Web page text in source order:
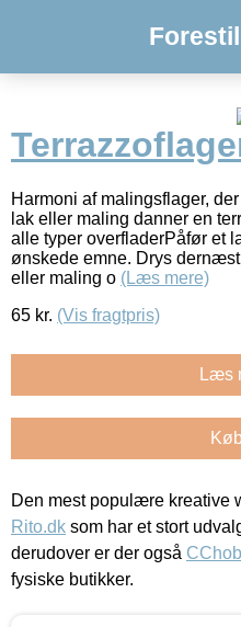
Harmoni af malingsflager,
lak eller maling danner en
alle typer overfladerPåfør et
ønskede emne. Drys
eller maling o (Læs mere)
65 kr. (Vis fragtpris)
Læs
Den mest populære kreative
Rito.dk som har et stort
derudover er der også
fysiske butikker.